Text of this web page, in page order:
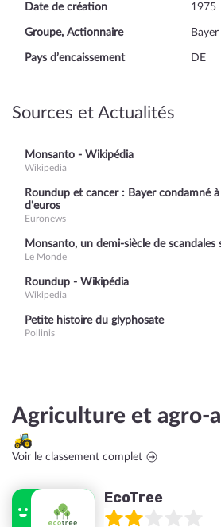
Date de création 1975
Groupe, Actionnaire Bayer
Pays d’encaissement DE
Sources et Actualités
Monsanto - Wikipédia
Wikipedia
Roundup et cancer : Bayer condamné
d'euros
Euronews
Monsanto, un demi-siècle de scandales
Le Monde
Roundup - Wikipédia
Wikipedia
Petite histoire du glyphosate
Pollinis
Agriculture et agro-
Voir le classement complet
EcoTree